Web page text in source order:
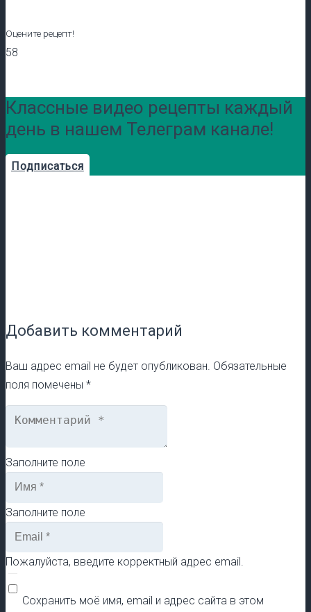
Оцените рецепт!
58
Классные видео рецепты каждый
день в нашем Телеграм канале!
Подписаться
Добавить комментарий
Ваш адрес email не будет опубликован. Обязательные
поля помечены *
Заполните поле
Заполните поле
Пожалуйста, введите корректный адрес email.
Сохранить моё имя, email и адрес сайта в этом